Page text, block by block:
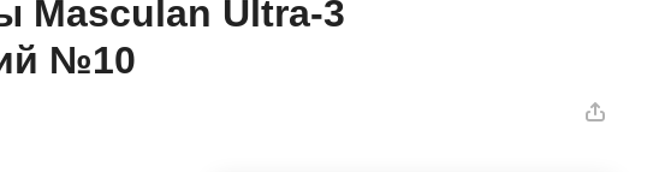
Masculan Ultra-3
№10